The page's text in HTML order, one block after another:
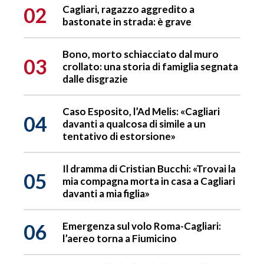
02
Cagliari, ragazzo aggredito a
bastonate in strada: è grave
03
Bono, morto schiacciato dal muro
crollato: una storia di famiglia segnata
dalle disgrazie
04
Caso Esposito, l’Ad Melis: «Cagliari
davanti a qualcosa di simile a un
tentativo di estorsione»
05
Il dramma di Cristian Bucchi: «Trovai la
mia compagna morta in casa a Cagliari
davanti a mia figlia»
06
Emergenza sul volo Roma-Cagliari:
l’aereo torna a Fiumicino